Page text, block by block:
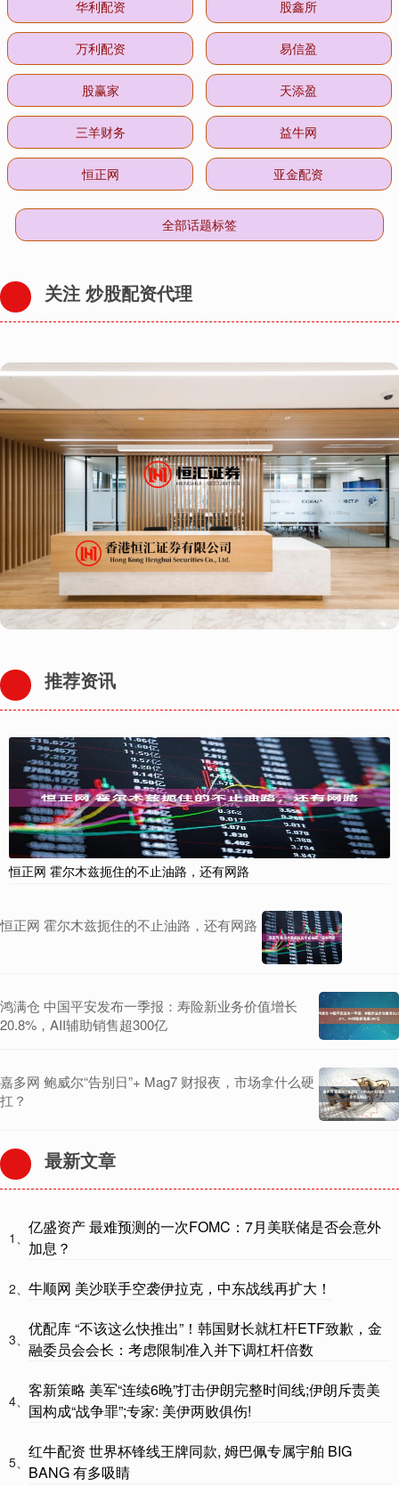
华利配资 股鑫所
万利配资 易信盈
股赢家 天添盈
三羊财务 益牛网
恒正网 亚金配资
全部话题标签
关注 炒股配资代理
推荐资讯
恒正网 霍尔木兹扼住的不止油路，还有网路
恒正网 霍尔木兹扼住的不止油路，还有网路
鸿满仓 中国平安发布一季报：寿险新业务价值增长
20.8%，AII辅助销售超300亿
嘉多网 鲍威尔“告别日”+ Mag7 财报夜，市场拿什么硬
扛？
最新文章
1、
亿盛资产 最难预测的一次FOMC：7月美联储是否会意外
加息？
2、 牛顺网 美沙联手空袭伊拉克，中东战线再扩大！
3、
优配库 “不该这么快推出”！韩国财长就杠杆ETF致歉，金
融委员会会长：考虑限制准入并下调杠杆倍数
4、
客新策略 美军“连续6晚”打击伊朗完整时间线;伊朗斥责美
国构成“战争罪”;专家: 美伊两败俱伤!
5、
红牛配资 世界杯锋线王牌同款, 姆巴佩专属宇舶 BIG
BANG 有多吸睛